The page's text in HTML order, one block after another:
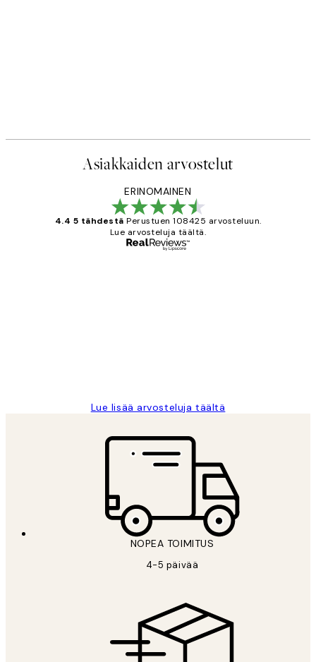
Asiakkaiden arvostelut
ERINOMAINEN
4.4 5 tähdestä Perustuen 108425 arvosteluun.
Lue arvosteluja täältä.
Lue lisää arvosteluja täältä
NOPEA TOIMITUS
4-5 päivää